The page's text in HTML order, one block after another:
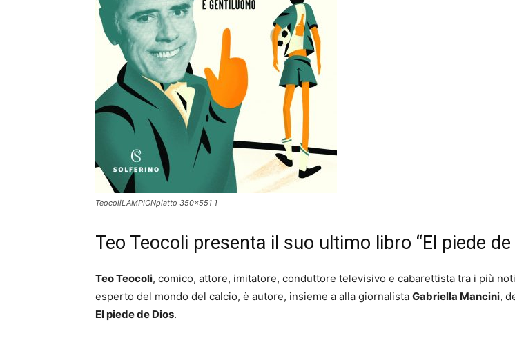
TeocoliLAMPIONpiatto 350x551 1
Teo Teocoli presenta il suo ultimo libro “El piede de
Teo Teocoli, comico, attore, imitatore, conduttore televisivo e cabarettista tra i più
esperto del mondo del calcio, è autore, insieme a alla giornalista Gabriella Mancini,
El piede de Dios.